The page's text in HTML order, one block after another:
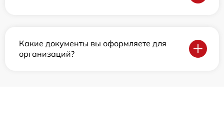
Какие документы вы оформляете для
организаций?